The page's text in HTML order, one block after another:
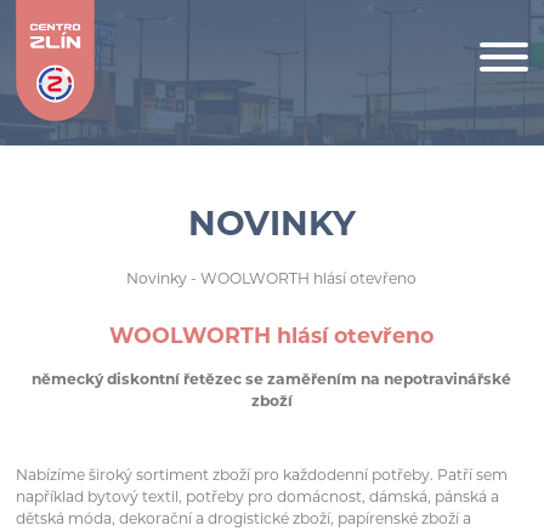
NOVINKY
Novinky- WOOLWORTH hlásí otevřeno
WOOLWORTH hlásí otevřeno
německý diskontní řetězec se zaměřením na nepotravinářské
zboží
Nabízíme široký sortiment zboží pro každodenní potřeby. Patří sem
například bytový textil, potřeby pro domácnost, dámská, pánská a
dětská móda, dekorační a drogistické zboží, papírenské zboží a